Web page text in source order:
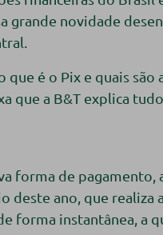
grande novidade
que é o Pix e quais são
que a B&T explica
forma de pagamento,
deste ano, que realiza
forma instantânea, a